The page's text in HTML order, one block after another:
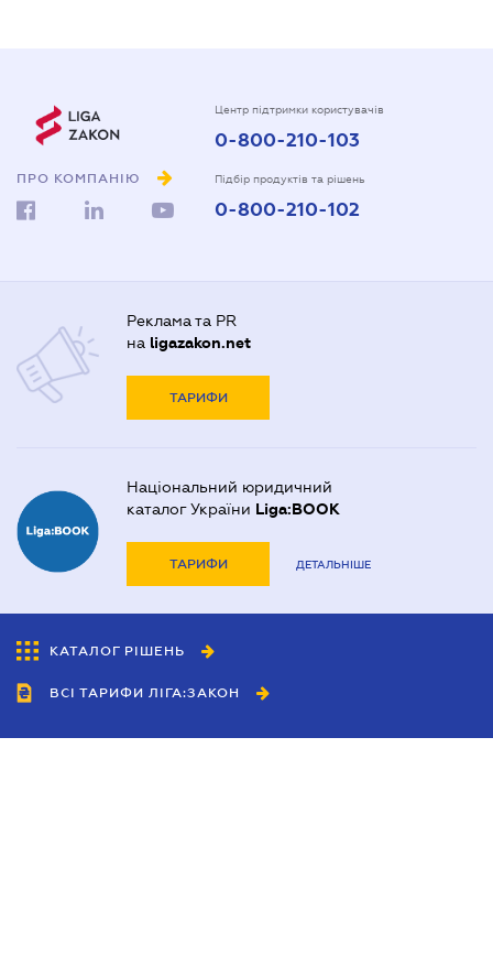
ПРО КОМПАНІЮ
Центр підтримки користувачів
0-800-210-103
Підбір продуктів та рішень
0-800-210-102
Реклама та PR
на ligazakon.net
ТАРИФИ
Національний юридичний
каталог України Liga:BOOK
ТАРИФИ ДЕТАЛЬНІШЕ
КАТАЛОГ РІШЕНЬ
ВСІ ТАРИФИ ЛІГА:ЗАКОН